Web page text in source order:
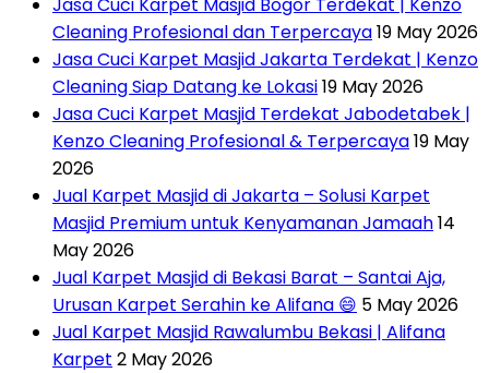
Cleaning Profesional dan Terpercaya19 May 2026
Jasa Cuci Karpet Masjid Jakarta Terdekat | Kenzo
Cleaning Siap Datang ke Lokasi19 May 2026
Jasa Cuci Karpet Masjid Terdekat Jabodetabek |
Kenzo Cleaning Profesional & Terpercaya19 May
2026
Jual Karpet Masjid di Jakarta – Solusi Karpet
Masjid Premium untuk Kenyamanan Jamaah14
May 2026
Jual Karpet Masjid di Bekasi Barat – Santai Aja,
Urusan Karpet Serahin ke Alifana 😄 5 May 2026
Jual Karpet Masjid Rawalumbu Bekasi | Alifana
Karpet 2 May 2026